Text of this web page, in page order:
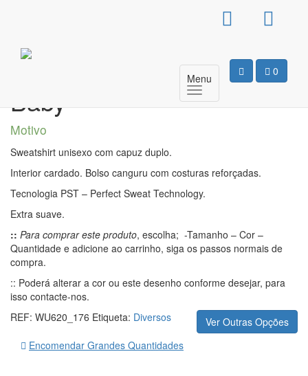
0
Menu
Sweat Com Capuz
Unissexo – Teu baby Meu
Baby
Motivo
Sweatshirt unisexo com capuz duplo.
Interior cardado. Bolso canguru com costuras reforçadas.
Tecnologia PST – Perfect Sweat Technology.
Extra suave.
:: Para comprar este produto, escolha; -Tamanho – Cor –
Quantidade e adicione ao carrinho, siga os passos normais de
compra.
:: Poderá alterar a cor ou este desenho conforme desejar, para
isso contacte-nos.
Ver Outras Opções
REF: WU620_176 Etiqueta: Diversos
Encomendar Grandes Quantidades